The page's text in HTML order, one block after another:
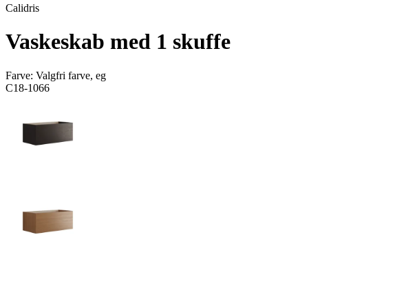
Calidris
Vaskeskab med 1 skuffe
Farve: Valgfri farve, eg
C18-1066